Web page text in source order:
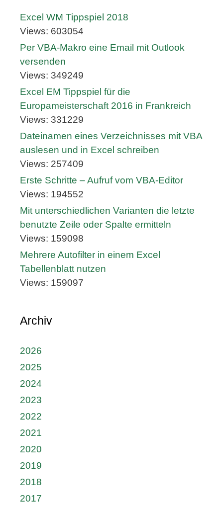
Excel WM Tippspiel 2018
Views: 603054
Per VBA-Makro eine Email mit Outlook
versenden
Views: 349249
Excel EM Tippspiel für die
Europameisterschaft 2016 in Frankreich
Views: 331229
Dateinamen eines Verzeichnisses mit VBA
auslesen und in Excel schreiben
Views: 257409
Erste Schritte – Aufruf vom VBA-Editor
Views: 194552
Mit unterschiedlichen Varianten die letzte
benutzte Zeile oder Spalte ermitteln
Views: 159098
Mehrere Autofilter in einem Excel
Tabellenblatt nutzen
Views: 159097
Archiv
2026
2025
2024
2023
2022
2021
2020
2019
2018
2017